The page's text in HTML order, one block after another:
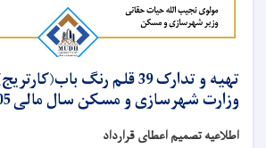
تهیه و تدارک 39 قلم رنگ
وزارت شهرسازی و مسکن سال مالی 1405
اطلاعیه تصمیم اعطای قرارداد